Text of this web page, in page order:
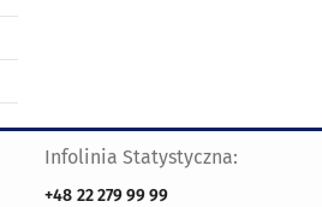
Infolinia Statystyczna:
+48 22 279 99 99